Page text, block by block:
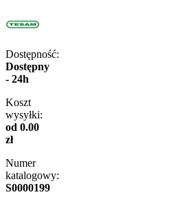
Dostępność:
Dostępny
- 24h
Koszt
wysyłki:
od 0.00
zł
Numer
katalogowy:
S0000199